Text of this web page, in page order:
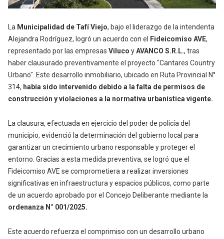
La Municipalidad de Tafí Viejo, bajo el liderazgo de la intendenta
Alejandra Rodríguez, logró un acuerdo con el
Fideicomiso AVE,
representado por las empresas Viluco yAVANCO S.R.L., tras
haber clausurado preventivamente el proyecto "Cantares Country
Urbano". Este desarrollo inmobiliario, ubicado en Ruta Provincial N°
314, había sido intervenido debido a la falta de permisos de
construcción y violaciones a la normativa urbanística vigente.
La clausura, efectuada en ejercicio del poder de policía del
municipio, evidenció la determinación del gobierno local para
garantizar un crecimiento urbano responsable y proteger el
entorno. Gracias a esta medida preventiva, se logró que el
Fideicomiso AVE se comprometiera a realizar inversiones
significativas en infraestructura y espacios públicos, como parte
de un acuerdo aprobado por el Concejo Deliberante mediante la
ordenanza N° 001/2025.
Este acuerdo refuerza el comprimiso con un desarrollo urbano